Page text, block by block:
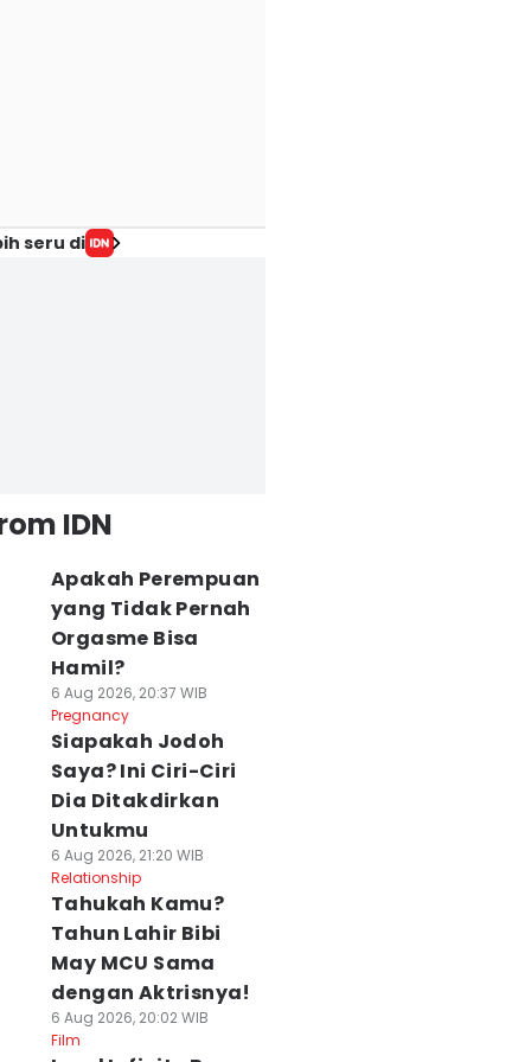
seru di
IDN
Apakah Perempuan
yang Tidak Pernah
Orgasme Bisa
Hamil?
6 Aug 2026, 20:37 WIB
Pregnancy
Siapakah Jodoh
Saya? Ini Ciri-Ciri
Dia Ditakdirkan
Untukmu
6 Aug 2026, 21:20 WIB
Relationship
Tahukah Kamu?
Tahun Lahir Bibi
May MCU Sama
dengan Aktrisnya!
6 Aug 2026, 20:02 WIB
Film